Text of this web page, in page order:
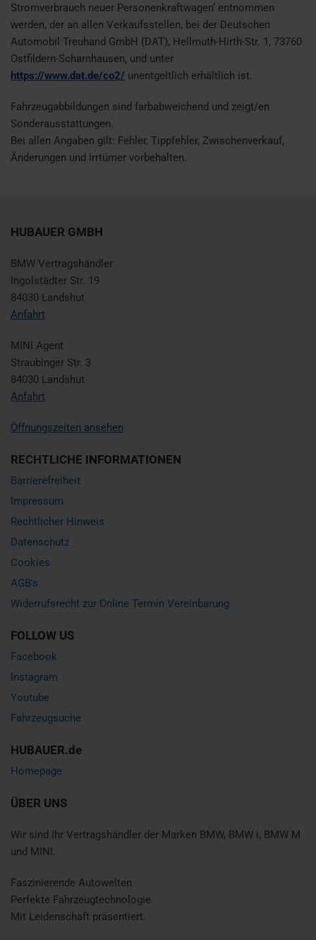
Stromverbrauch neuer Personenkraftwagen‘ entnommen
werden, der an allen Verkaufsstellen, bei der Deutschen
Automobil Treuhand GmbH (DAT), Hellmuth-Hirth-Str. 1, 73760
Ostfildern-Scharnhausen, und unter
https://www.dat.de/co2/ unentgeltlich erhältlich ist.
Fahrzeugabbildungen sind farbabweichend und zeigt/en
Sonderausstattungen.
Bei allen Angaben gilt: Fehler, Tippfehler, Zwischenverkauf,
Änderungen und Irrtümer vorbehalten.
HUBAUER GMBH
BMW Vertragshändler
Ingolstädter Str. 19
84030 Landshut
Anfahrt
MINI Agent
Straubinger Str. 3
84030 Landshut
Anfahrt
Öffnungszeiten ansehen
RECHTLICHE INFORMATIONEN
Barrierefreiheit
Impressum
Rechtlicher Hinweis
Datenschutz
Cookies
AGB's
Widerrufsrecht zur Online Termin Vereinbarung
FOLLOW US
Facebook
Instagram
Youtube
Fahrzeugsuche
HUBAUER.de
Homepage
ÜBER UNS
Wir sind Ihr Vertragshändler der Marken BMW, BMW i, BMW M
und MINI.
Faszinierende Autowelten
Perfekte Fahrzeugtechnologie.
Mit Leidenschaft präsentiert.